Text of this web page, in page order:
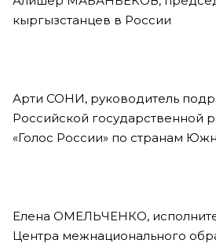
кыргызстанцев в России
Арти СОНИ, руководитель
Российской государственной
«Голос России» по странам
Елена ОМЕЛЬЧЕНКО,
Центра межнационального